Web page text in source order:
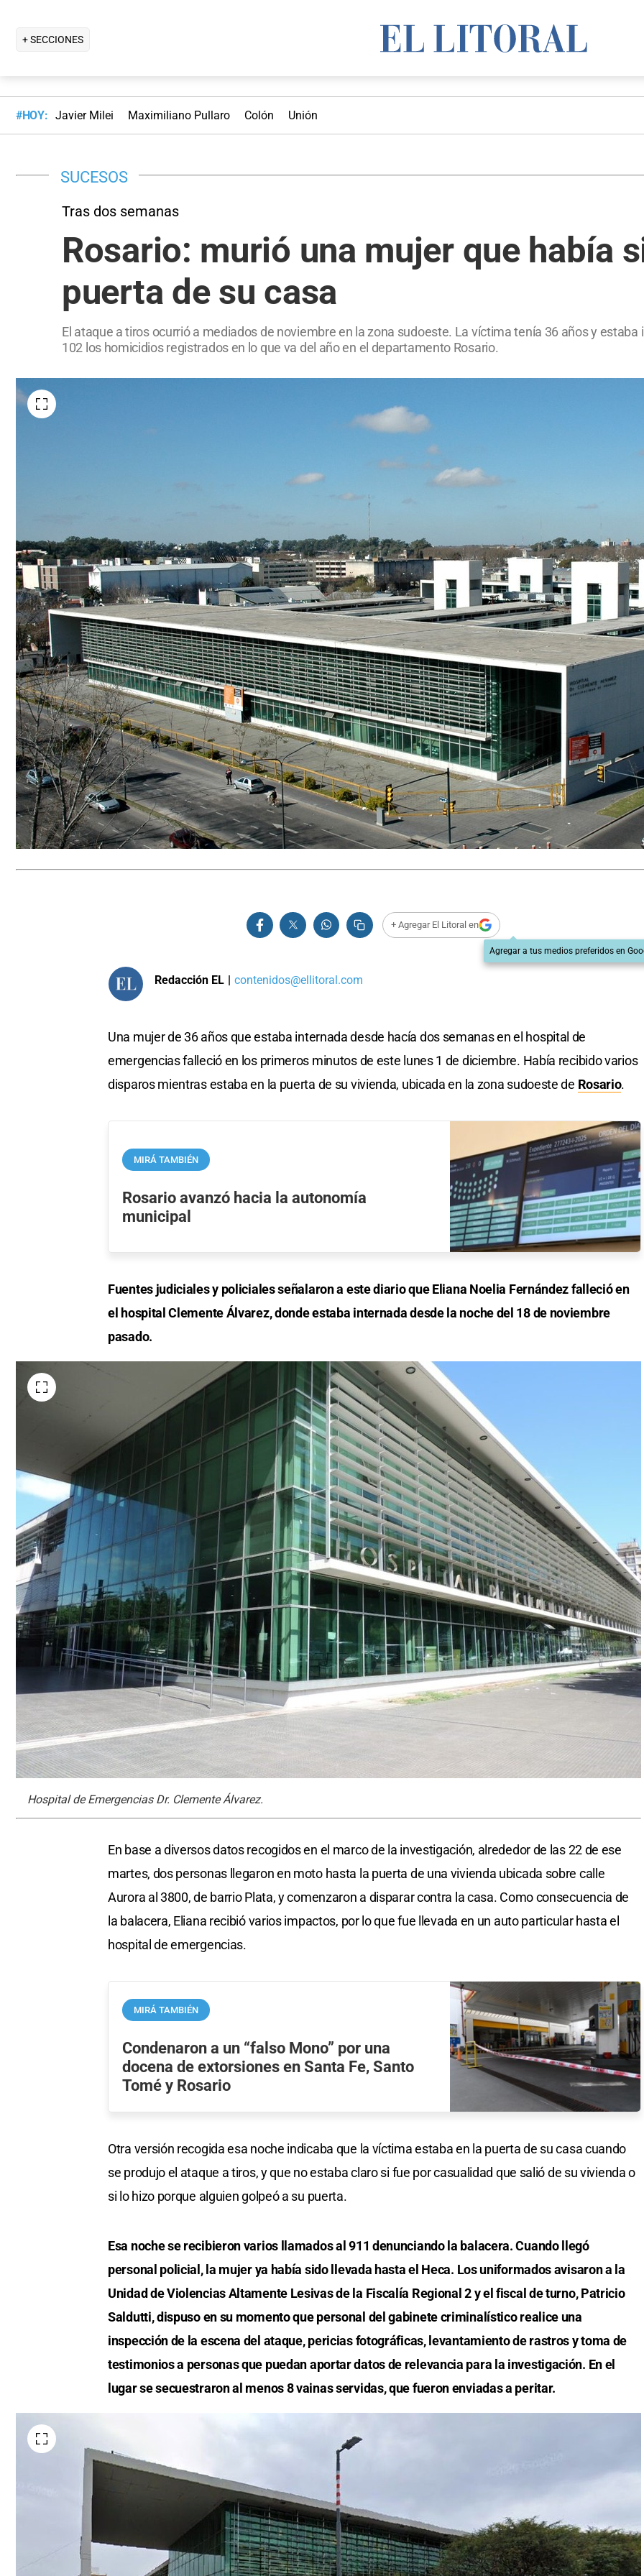
+ SECCIONES
#HOY: Javier Milei Maximiliano Pullaro Colón Unión
SUCESOS
Tras dos semanas
Rosario: murió una mujer que había
puerta de su casa
El ataque a tiros ocurrió a mediados de noviembre en la zona sudoeste. La víctima tenía 36 años y
102 los homicidios registrados en lo que va del año en el departamento Rosario.
+ Agregar El Litoral en
Agregar a tus medios preferidos en
Redacción EL | contenidos@ellitoral.com
Una mujer de 36 años que estaba internada desde hacía dos semanas en el hospital de
emergencias falleció en los primeros minutos de este lunes 1 de diciembre. Había recibido varios
disparos mientras estaba en la puerta de su vivienda, ubicada en la zona sudoeste de Rosario.
MIRÁ TAMBIÉN
Rosario avanzó hacia la autonomía
municipal
Fuentes judiciales y policiales señalaron a este diario que Eliana Noelia Fernández falleció en
el hospital Clemente Álvarez, donde estaba internada desde la noche del 18 de noviembre
pasado.
Hospital de Emergencias Dr. Clemente Álvarez.
En base a diversos datos recogidos en el marco de la investigación, alrededor de las 22 de ese
martes, dos personas llegaron en moto hasta la puerta de una vivienda ubicada sobre calle
Aurora al 3800, de barrio Plata, y comenzaron a disparar contra la casa. Como consecuencia de
la balacera, Eliana recibió varios impactos, por lo que fue llevada en un auto particular hasta el
hospital de emergencias.
MIRÁ TAMBIÉN
Condenaron a un “falso Mono” por una
docena de extorsiones en Santa Fe, Santo
Tomé y Rosario
Otra versión recogida esa noche indicaba que la víctima estaba en la puerta de su casa cuando
se produjo el ataque a tiros, y que no estaba claro si fue por casualidad que salió de su vivienda o
si lo hizo porque alguien golpeó a su puerta.
Esa noche se recibieron varios llamados al 911 denunciando la balacera. Cuando llegó
personal policial, la mujer ya había sido llevada hasta el Heca. Los uniformados avisaron a la
Unidad de Violencias Altamente Lesivas de la Fiscalía Regional 2 y el fiscal de turno, Patricio
Saldutti, dispuso en su momento que personal del gabinete criminalístico realice una
inspección de la escena del ataque, pericias fotográficas, levantamiento de rastros y toma de
testimonios a personas que puedan aportar datos de relevancia para la investigación. En el
lugar se secuestraron al menos 8 vainas servidas, que fueron enviadas a peritar.